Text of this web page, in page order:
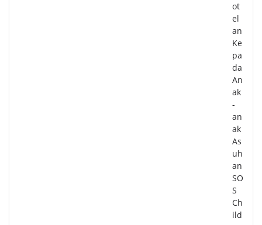
ot
el
an
Ke
pa
da
An
ak
-
an
ak
As
uh
an
SO
S
Ch
ild